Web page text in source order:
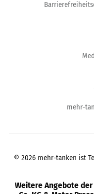
mehr-
© 2026 mehr-tanken ist
Weitere Angebote